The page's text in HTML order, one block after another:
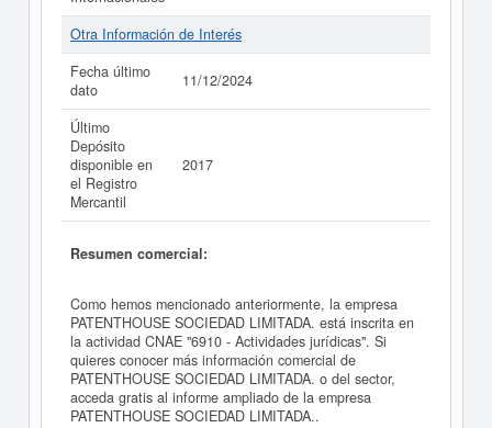
Otra Información de Interés
Fecha último
dato
11/12/2024
Último
Depósito
disponible en
el Registro
Mercantil
2017
Resumen comercial:
Como hemos mencionado anteriormente, la empresa
PATENTHOUSE SOCIEDAD LIMITADA. está inscrita en
la actividad CNAE "6910 - Actividades jurídicas". Si
quieres conocer más información comercial de
PATENTHOUSE SOCIEDAD LIMITADA. o del sector,
acceda gratis al informe ampliado de la empresa
PATENTHOUSE SOCIEDAD LIMITADA..